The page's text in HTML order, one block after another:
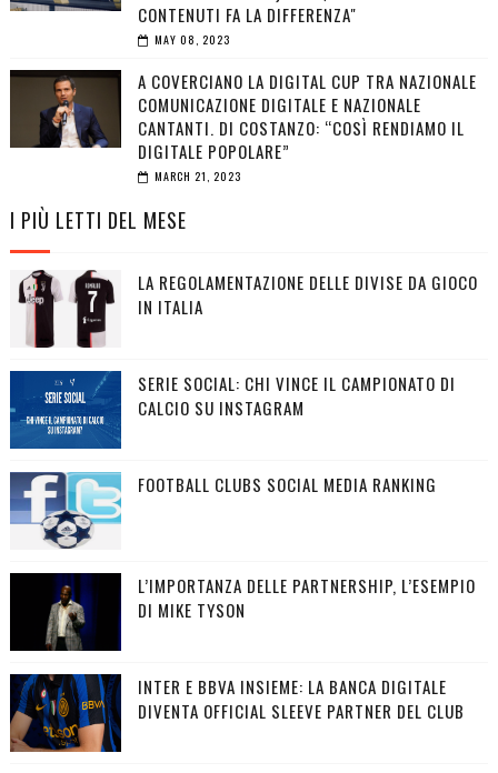
CONTENUTI FA LA DIFFERENZA"
MAY 08, 2023
A COVERCIANO LA DIGITAL CUP TRA NAZIONALE
COMUNICAZIONE DIGITALE E NAZIONALE
CANTANTI. DI COSTANZO: “COSÌ RENDIAMO IL
DIGITALE POPOLARE”
MARCH 21, 2023
I PIÙ LETTI DEL MESE
LA REGOLAMENTAZIONE DELLE DIVISE DA GIOCO
IN ITALIA
SERIE SOCIAL: CHI VINCE IL CAMPIONATO DI
CALCIO SU INSTAGRAM
FOOTBALL CLUBS SOCIAL MEDIA RANKING
L’IMPORTANZA DELLE PARTNERSHIP, L’ESEMPIO
DI MIKE TYSON
INTER E BBVA INSIEME: LA BANCA DIGITALE
DIVENTA OFFICIAL SLEEVE PARTNER DEL CLUB